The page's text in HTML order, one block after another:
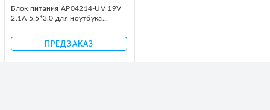
Блок питания AP04214-UV 19V
2.1A 5.5*3.0 для ноутбука...
ПРЕДЗАКАЗ